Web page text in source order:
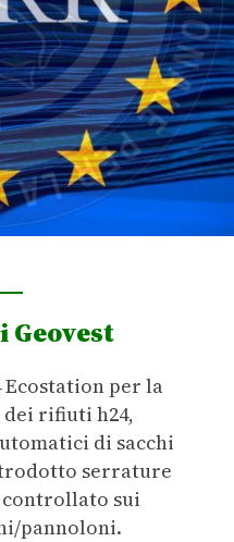
Geovest
Ecostation per la
rifiuti h24,
di sacchi
serrature
controllato sui
pannoloni.